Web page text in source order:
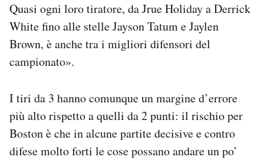
Quasi ogni loro tiratore, da Jrue Holiday a Derrick
White fino alle stelle Jayson Tatum e Jaylen
Brown, è anche tra i migliori difensori del
campionato».
I tiri da 3 hanno comunque un margine d’errore
più alto rispetto a quelli da 2 punti: il rischio per
Boston è che in alcune partite decisive e contro
difese molto forti le cose possano andare un po’